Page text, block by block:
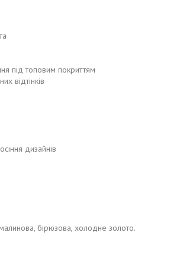
під топовим покриттям
відтінків
дизайнів
бірюзова, холодне золото.